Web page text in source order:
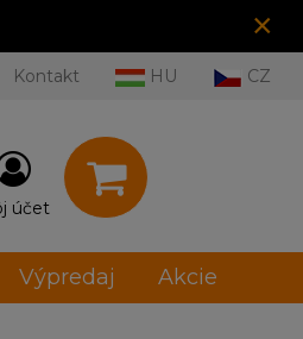
×
Kontakt HU CZ
účet
Výpredaj Akcie